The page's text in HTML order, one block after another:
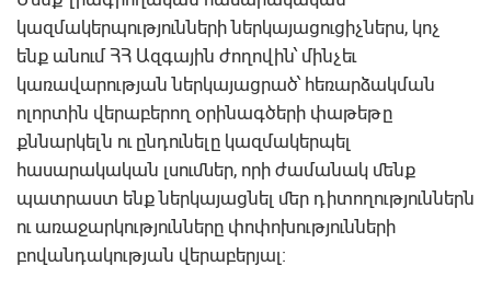
կազմակերպությունների ներկայացուցիչներս, կոչ
ենք անում ՀՀ Ազգային ժողովին՝ մինչեւ
կառավարության ներկայացրած՝ հեռարձակման
ոլորտին վերաբերող օրինագծերի փաթեթը
քննարկելն ու ընդունելը կազմակերպել
հասարակական լսումներ, որի ժամանակ մենք
պատրաստ ենք ներկայացնել մեր դիտողություններն
ու առաջարկությունները փոփոխությունների
բովանդակության վերաբերյալ: